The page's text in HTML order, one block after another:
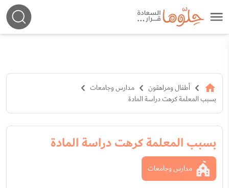
أطفال ومراهقون
مدارس وجامعات
بسبب المعلمة كرهت دراسة المادة
بسبب المعلمة كرهت دراسة المادة
مدارس وجامعات